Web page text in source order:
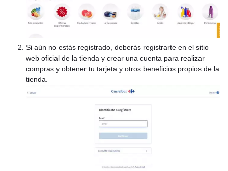
Si aún no estás registrado, deberás registrarte en el sitio
web oficial de la tienda y crear una cuenta para realizar
compras y obtener tu tarjeta y otros beneficios propios de la
tienda.